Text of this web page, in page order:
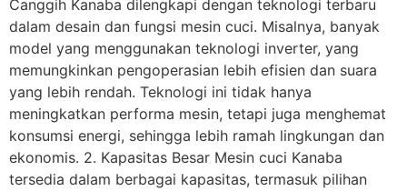
Canggih Kanaba dilengkapi dengan teknologi terbaru
dalam desain dan fungsi mesin cuci. Misalnya, banyak
model yang menggunakan teknologi inverter, yang
memungkinkan pengoperasian lebih efisien dan suara
yang lebih rendah. Teknologi ini tidak hanya
meningkatkan performa mesin, tetapi juga menghemat
konsumsi energi, sehingga lebih ramah lingkungan dan
ekonomis. 2. Kapasitas Besar Mesin cuci Kanaba
tersedia dalam berbagai kapasitas, termasuk pilihan